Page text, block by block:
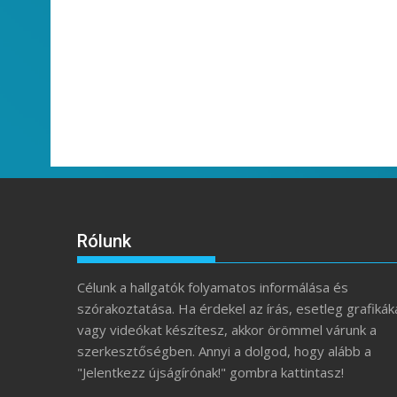
Rólunk
Célunk a hallgatók folyamatos informálása és
szórakoztatása. Ha érdekel az írás, esetleg
vagy videókat készítesz, akkor örömmel várunk a
szerkesztőségben. Annyi a dolgod, hogy alább a
"Jelentkezz újságírónak!" gombra kattintasz!